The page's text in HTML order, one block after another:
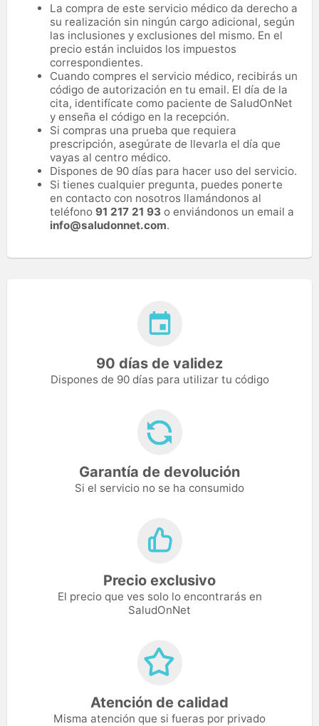
La compra de este servicio médico da derecho a
su realización sin ningún cargo adicional, según
las inclusiones y exclusiones del mismo. En el
precio están incluidos los impuestos
correspondientes.
Cuando compres el servicio médico, recibirás un
código de autorización en tu email. El día de la
cita, identifícate como paciente de SaludOnNet
y enseña el código en la recepción.
Si compras una prueba que requiera
prescripción, asegúrate de llevarla el día que
vayas al centro médico.
Dispones de 90 días para hacer uso del servicio.
Si tienes cualquier pregunta, puedes ponerte
en contacto con nosotros llamándonos al
teléfono 91 217 21 93 o enviándonos un email a
info@saludonnet.com.
90 días de validez
Dispones de 90 días para utilizar tu código
Garantía de devolución
Si el servicio no se ha consumido
Precio exclusivo
El precio que ves solo lo encontrarás en
SaludOnNet
Atención de calidad
Misma atención que si fueras por privado